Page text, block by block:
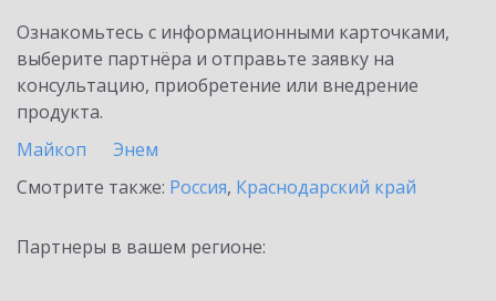
Ознакомьтесь с информационными карточками,
выберите партнёра и отправьте заявку на
консультацию, приобретение или внедрение
продукта.
Майкоп
Энем
Смотрите также: Россия, Краснодарский край
Партнеры в вашем регионе: